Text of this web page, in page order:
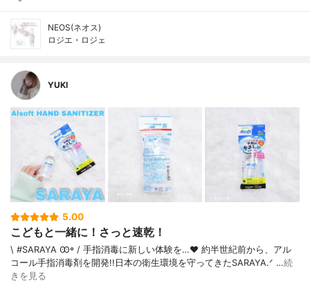
NEOS(ネオス)
ロジエ・ロジェ
YUKI
5.00
こどもと一緒に！さっと速乾！
\ #SARAYA Ꙭ꙳ / 手指消毒に新しい体験を…❤︎ 約半世紀前から、アル
コール手指消毒剤を開発!!日本の衛生環境を守ってきたSARAYA‪.ᐟ …続
きを見る